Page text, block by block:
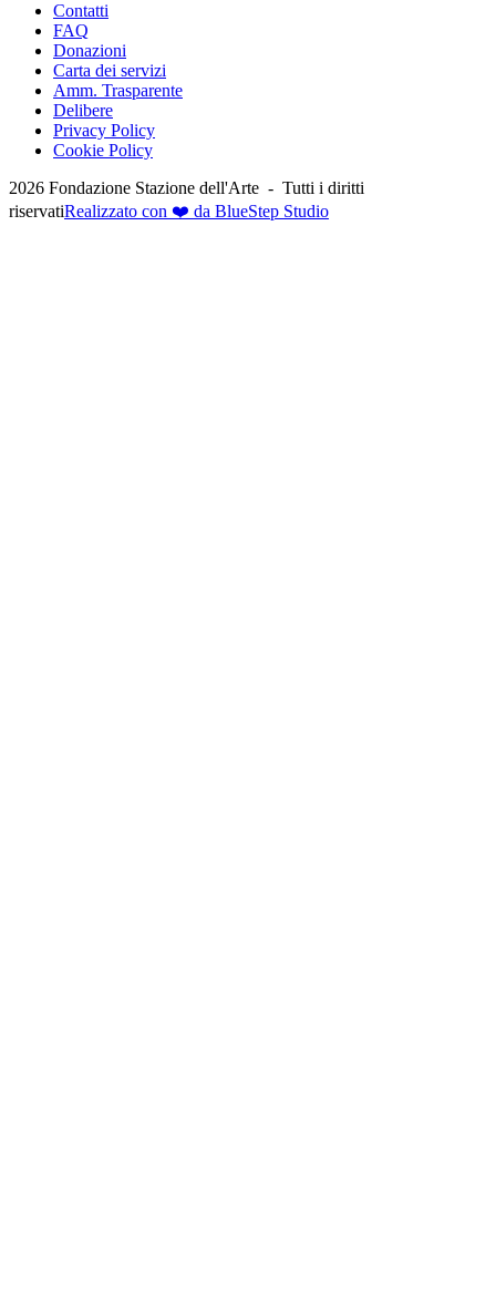
Contatti
FAQ
Donazioni
Carta dei servizi
Amm. Trasparente
Delibere
Privacy Policy
Cookie Policy
2026 Fondazione Stazione dell'Arte - Tutti i diritti
riservatiRealizzato con ❤️ da BlueStep Studio